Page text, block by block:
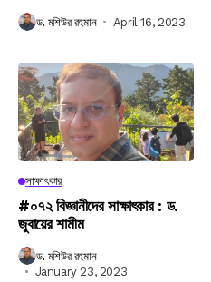
ড. মশিউর রহমান April 16, 2023
সাক্ষাৎকার
#০৭২ বিজ্ঞানীদের সাক্ষাৎকার : ড.
জুবায়ের শামীম
ড. মশিউর রহমান
January 23, 2023